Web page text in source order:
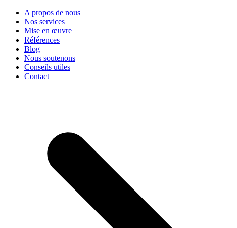
A propos de nous
Nos services
Mise en œuvre
Références
Blog
Nous soutenons
Conseils utiles
Contact